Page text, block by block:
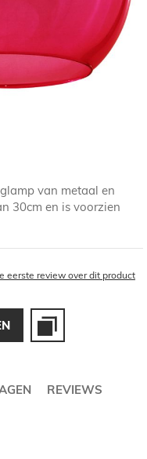
van metaal en
30cm en is voorzien
eerste review over dit product
REVIEWS